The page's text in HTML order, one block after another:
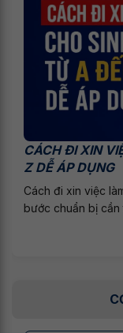
CÁCH ĐI XIN
Z DỄ ÁP DỤNG
Cách đi xin việc
bước chuẩn bị cần